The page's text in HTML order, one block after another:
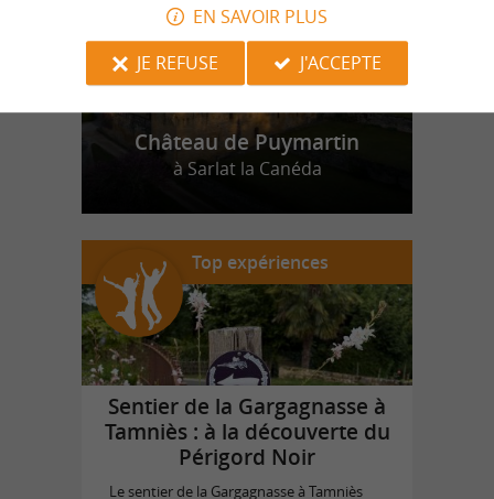
Château de Puymartin
à Sarlat la Canéda
Top expériences
Sentier de la Gargagnasse à
Tamniès : à la découverte du
Périgord Noir
Le sentier de la Gargagnasse à Tamniès
EN SAVOIR PLUS
JE REFUSE
J'ACCEPTE